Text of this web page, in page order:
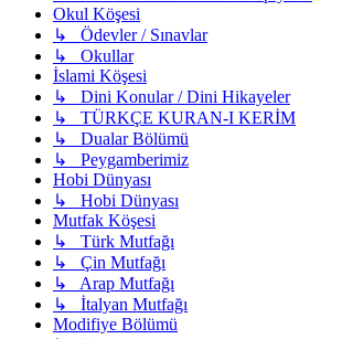
Okul Köşesi
↳ Ödevler / Sınavlar
↳ Okullar
İslami Köşesi
↳ Dini Konular / Dini Hikayeler
↳ TÜRKÇE KURAN-I KERİM
↳ Dualar Bölümü
↳ Peygamberimiz
Hobi Dünyası
↳ Hobi Dünyası
Mutfak Köşesi
↳ Türk Mutfağı
↳ Çin Mutfağı
↳ Arap Mutfağı
↳ İtalyan Mutfağı
Modifiye Bölümü